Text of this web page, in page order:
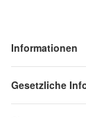
Informationen
Gesetzliche